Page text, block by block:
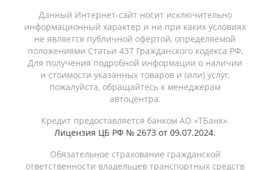
Данный Интернет-сайт носит исключительно
информационный характер и ни при каких условиях
не является публичной офертой, определяемой
положениями Статьи 437 Гражданского кодекса РФ.
Для получения подробной информации о наличии
и стоимости указанных товаров и (или) услуг,
пожалуйста, обращайтесь к менеджерам
автоцентра.
Кредит предоставляется банком АО «ТБанк».
Лицензия ЦБ РФ № 2673 от 09.07.2024.
Обязательное страхование гражданской
ответственности владельцев транспортных средств